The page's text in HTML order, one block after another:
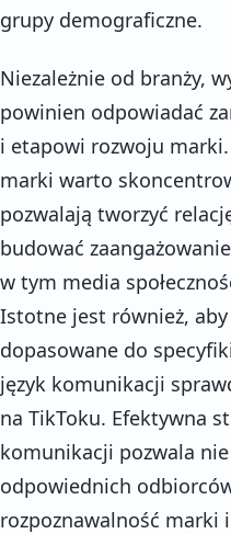
grupy demograficzne.
Niezależnie od branży,
powinien odpowiadać
i etapowi rozwoju
marki warto
pozwalają tworzyć
budować
w tym media
Istotne jest również,
dopasowane do
język komunikacji
na TikToku. Efektywna
komunikacji pozwala
odpowiednich
rozpoznawalność marki